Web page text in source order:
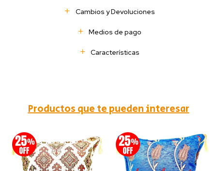
Cambios y Devoluciones
Medios de pago
Características
Productos que te pueden interesar